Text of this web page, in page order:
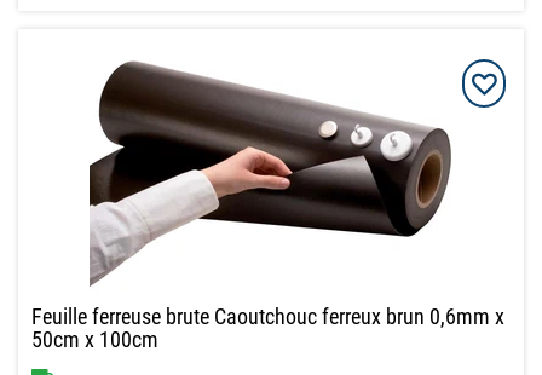
Feuille ferreuse brute Caoutchouc ferreux brun 0,6mm x
50cm x 100cm